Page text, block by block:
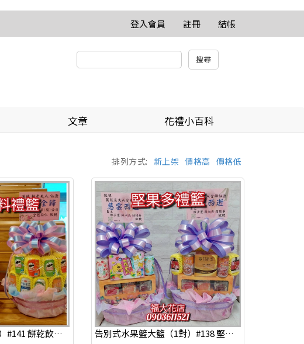
登入會員 註冊 結帳
文章 花禮小百科
價格低
價格高
新上架
排列方式:
告別式水果籃（1對）#141 餅乾飲料禮籃（1對）大籃
告別式水果籃大籃（1對）#138 堅果多綜合禮籃